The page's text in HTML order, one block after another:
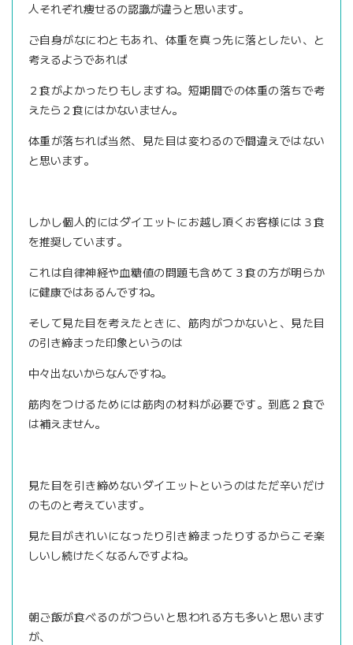
人それぞれ痩せるの認識が違うと思います。
ご自身がなにわともあれ、体重を真っ先に落としたい、と
考えるようであれば
２食がよかったりもしますね。短期間での体重の落ちで考
えたら２食にはかないません。
体重が落ちれば当然、見た目は変わるので間違えではない
と思います。
しかし個人的にはダイエットにお越し頂くお客様には３食
を推奨しています。
これは自律神経や血糖値の問題も含めて３食の方が明らか
に健康ではあるんですね。
そして見た目を考えたときに、筋肉がつかないと、見た目
の引き締まった印象というのは
中々出ないからなんですね。
筋肉をつけるためには筋肉の材料が必要です。到底２食で
は補えません。
見た目を引き締めないダイエットというのはただ辛いだけ
のものと考えています。
見た目がきれいになったり引き締まったりするからこそ楽
しいし続けたくなるんですよね。
朝ご飯が食べるのがつらいと思われる方も多いと思います
が、